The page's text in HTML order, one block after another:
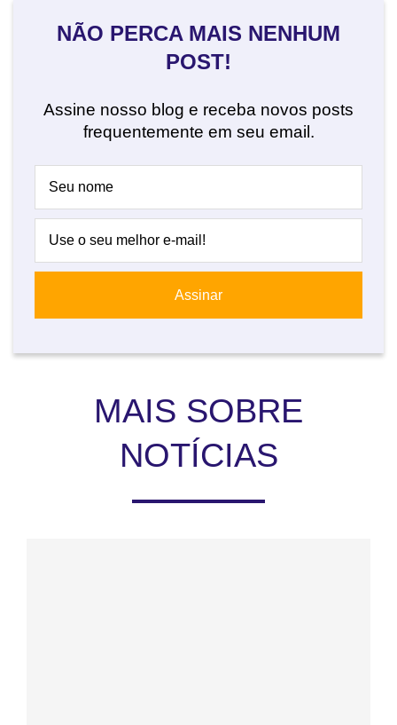
NÃO PERCA MAIS NENHUM
POST!
Assine nosso blog e receba novos posts
frequentemente em seu email.
MAIS SOBRE
NOTÍCIAS